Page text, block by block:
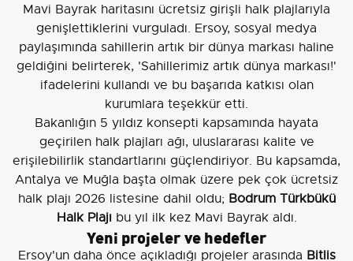
Mavi Bayrak haritasını ücretsiz girişli halk plajlarıyla
genişlettiklerini vurguladı. Ersoy, sosyal medya
paylaşımında sahillerin artık bir dünya markası haline
geldiğini belirterek, 'Sahillerimiz artık dünya markası!'
ifadelerini kullandı ve bu başarıda katkısı olan
kurumlara teşekkür etti.
Bakanlığın 5 yıldız konsepti kapsamında hayata
geçirilen halk plajları ağı, uluslararası kalite ve
erişilebilirlik standartlarını güçlendiriyor. Bu kapsamda,
Antalya ve Muğla başta olmak üzere pek çok ücretsiz
halk plajı 2026 listesine dahil oldu; Bodrum Türkbükü
Halk Plajı bu yıl ilk kez Mavi Bayrak aldı.
Yeni projeler ve hedefler
Ersoy'un daha önce açıkladığı projeler arasında Bitlis